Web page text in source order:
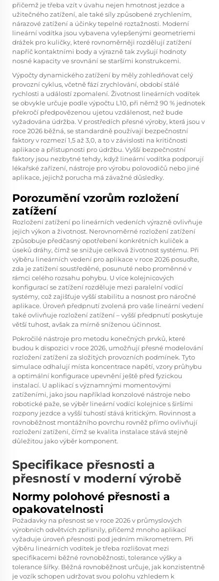
přičemž je třeba vzít v úvahu nejen hmotnost jezdce a
užitečného zatížení, ale také síly způsobené zrychlením,
nárazové zatížení a účinky tepelné roztažnosti. Moderní
lineární vodítka jsou vybavena vylepšenými geometriemi
drážek pro kuličky, které rovnoměrněji rozdělují zatížení
napříč kontaktními body a výrazně tak zvyšují hodnoty
nosné kapacity ve srovnání se staršími konstrukcemi.
Výpočty dynamického zatížení by měly zohledňovat celý
provozní cyklus, včetně fází zrychlování, období stálé
rychlosti a událostí zpomalení. Životnost lineárních vodítek
se obvykle určuje podle výpočtu L10, při němž 90 % jednotek
překročí předpovězenou ujetou vzdálenost, než bude
vyžadována údržba. V prostředích přesné výroby, která jsou v
roce 2026 běžná, se standardně používají bezpečnostní
faktory v rozmezí 1,5 až 3,0, a to v závislosti na kritičnosti
aplikace a přístupnosti pro údržbu. Vyšší bezpečnostní
faktory jsou nezbytné tehdy, když lineární vodítka podporují
lékařské zařízení, nástroje pro výrobu polovodičů nebo jiné
aplikace, jejichž porucha má závažné důsledky.
Porozumění vzorům rozložení
zatížení
Rozložení zatížení po lineárních vedeních výrazně ovlivňuje
jejich výkon a životnost. Nerovnoměrné rozložení zatížení
způsobuje předčasný opotřebení konkrétních kuliček a
úseků dráhy, čímž se snižuje celková životnost systému. Při
výběru lineárních vedení pro aplikace v roce 2026 posuďte,
zda je zatížení soustředěné, posunuté nebo proměnné v
rámci celého rozsahu pohybu. U více kolejnicových
konfigurací se zatížení rozděluje mezi paralelní vodící
systémy, což zajišťuje vyšší stabilitu a nosnost pro náročné
aplikace. Úroveň předpnutí zvolená pro vaše lineární vedení
také ovlivňuje rozložení zatížení – vyšší předpnutí poskytuje
větší tuhost, avšak za mírně sníženou účinnost.
Pokročilé nástroje pro metodu konečných prvků, které
budou k dispozici v roce 2026, umožňují přesné modelování
rozložení zatížení za složitých provozních podmínek. Tyto
simulace odhalují místa koncentrace napětí, vzory průhybu
a optimální konfigurace upevnění ještě před fyzickou
instalací. U aplikací s významnými momentovými
zatíženími, jako jsou například konzolové nástroje nebo
robotické paže, se výběr lineární vodící kolejnices širšími
rozpony jezdce a vyšší tuhostí stává kritickým. Rovinnost a
rovnoběžnost montážního povrchu rovněž přímo ovlivňují
rozložení zatížení, čímž se kvalita instalace stává stejně
důležitou jako výběr komponent.
Specifikace přesnosti a
přesností v moderní výrobě
Normy polohové přesnosti a
opakovatelnosti
Požadavky na přesnost se v roce 2026 v průmyslových
výrobních odvětvích zpřísnily, přičemž mnoho aplikací
vyžaduje úroveň přesnosti pod jedním mikrometrem. Při
výběru lineárních vodítek je třeba rozlišovat mezi
specifikacemi běžné rovnoběžnosti, tolerance výšky a
tolerance šířky. Běžná rovnoběžnost určuje, jak konzistentně
je vozík schopen udržovat svou polohu vzhledem k